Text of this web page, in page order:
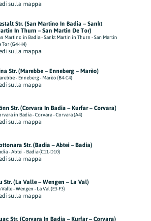
sulla mappa
Str. (San Martino In Badia – Sankt
In Thurn – San Martin De Tor)
Martino in Badia - Sankt Martin in Thurn - San Martin
Tor (G4-H4)
sulla mappa
Str. (Marebbe – Enneberg – Marèo)
- Enneberg - Marèo (B4-C4)
sulla mappa
Str. (Corvara In Badia – Kurfar – Corvara)
in Badia - Corvara - Corvara (A4)
sulla mappa
Str. (Badia – Abtei – Badia)
- Abtei - Badia (C11-D10)
sulla mappa
Str. (La Valle – Wengen – La Val)
Valle - Wengen - La Val (E3-F3)
sulla mappa
Str. (Corvara In Badia – Kurfar – Corvara)